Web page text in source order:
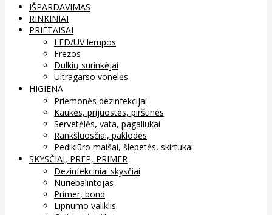
IŠPARDAVIMAS
RINKINIAI
PRIETAISAI
LED/UV lempos
Frezos
Dulkių surinkėjai
Ultragarso vonelės
HIGIENA
Priemonės dezinfekcijai
Kaukės, prijuostės, pirštinės
Servetėlės, vata, pagaliukai
Rankšluosčiai, paklodės
Pedikiūro maišai, šlepetės, skirtukai
SKYSČIAI, PREP, PRIMER
Dezinfekciniai skysčiai
Nuriebalintojas
Primer, bond
Lipnumo valiklis